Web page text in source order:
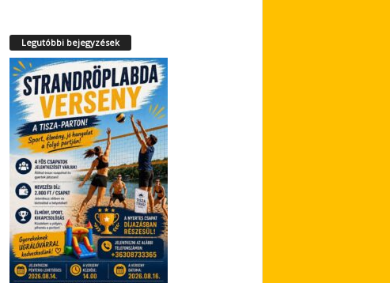
Legutóbbi bejegyzések